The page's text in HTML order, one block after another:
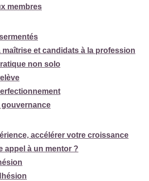
membres
maîtrise et candidats à la profession
non solo
gouvernance
accélérer votre croissance
appel à un mentor ?